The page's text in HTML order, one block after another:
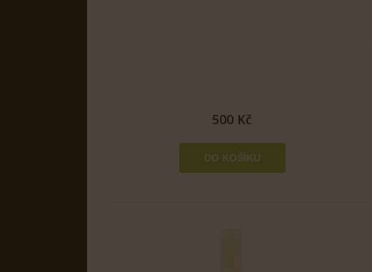
500 Kč